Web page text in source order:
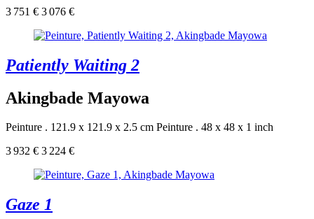
3 751 € 3 076 €
Patiently Waiting 2
Akingbade Mayowa
Peinture . 121.9 x 121.9 x 2.5 cm Peinture . 48 x 48 x 1 inch
3 932 € 3 224 €
Gaze 1